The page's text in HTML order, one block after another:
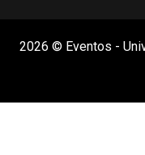
2026 © Eventos -